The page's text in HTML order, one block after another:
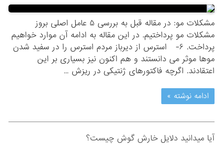
مشکلات مو: در مقاله قبل به بررسی ۵ عامل اصلی بروز
مشکلات مو پرداختیم. در این مقاله به ادامه آن موارد خواهیم
پرداخت. ۶- استرس از دیرباز مردم استرس را در سفید شدن
موها موثر می دانستند و هم اکنون نیز بسیاری بر این
اعتقادند. اگرچه فاکتورهای ژنتیکی در ریزش …
ادامه نوشته »
آیا میدانید دلایل خارش گوش چیست؟